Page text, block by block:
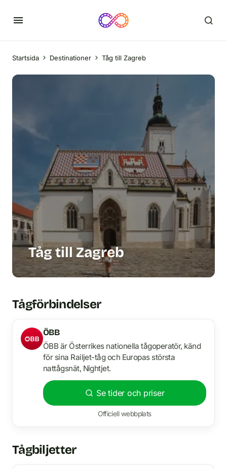
Startsida Destinationer Tåg till Zagreb
Tåg till Zagreb
Tågförbindelser
ÖBB
ÖBB är Österrikes nationella tågoperatör, känd
för sina Railjet-tåg och Europas största
nattågsnät, Nightjet.
Se tider och priser
Officiell webbplats
Tågbiljetter